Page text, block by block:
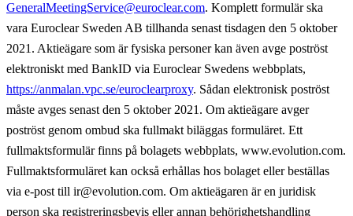
GeneralMeetingService@euroclear.com. Komplett formulär ska
vara Euroclear Sweden AB tillhanda senast tisdagen den 5 oktober
2021. Aktieägare som är fysiska personer kan även avge poströst
elektroniskt med BankID via Euroclear Swedens webbplats,
https://anmalan.vpc.se/euroclearproxy. Sådan elektronisk poströst
måste avges senast den 5 oktober 2021. Om aktieägare avger
poströst genom ombud ska fullmakt biläggas formuläret. Ett
fullmaktsformulär finns på bolagets webbplats, www.evolution.com.
Fullmaktsformuläret kan också erhållas hos bolaget eller beställas
via e-post till ir@evolution.com. Om aktieägaren är en juridisk
person ska registreringsbevis eller annan behörighetshandling